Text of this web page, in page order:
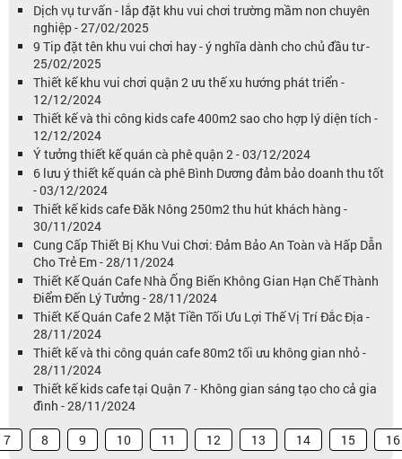
Dịch vụ tư vấn - lắp đặt khu vui chơi trường mầm non chuyên
nghiệp - 27/02/2025
9 Tip đặt tên khu vui chơi hay - ý nghĩa dành cho chủ đầu tư -
25/02/2025
Thiết kế khu vui chơi quận 2 ưu thế xu hướng phát triển -
12/12/2024
Thiết kế và thi công kids cafe 400m2 sao cho hợp lý diện tích -
12/12/2024
Ý tưởng thiết kế quán cà phê quận 2 - 03/12/2024
6 lưu ý thiết kế quán cà phê Bình Dương đảm bảo doanh thu tốt
- 03/12/2024
Thiết kế kids cafe Đăk Nông 250m2 thu hút khách hàng -
30/11/2024
Cung Cấp Thiết Bị Khu Vui Chơi: Đảm Bảo An Toàn và Hấp Dẫn
Cho Trẻ Em - 28/11/2024
Thiết Kế Quán Cafe Nhà Ống Biến Không Gian Hạn Chế Thành
Điểm Đến Lý Tưởng - 28/11/2024
Thiết Kế Quán Cafe 2 Mặt Tiền Tối Ưu Lợi Thế Vị Trí Đắc Địa -
28/11/2024
Thiết kế và thi công quán cafe 80m2 tối ưu không gian nhỏ -
28/11/2024
Thiết kế kids cafe tại Quận 7 - Không gian sáng tạo cho cả gia
đình - 28/11/2024
7 8 9 10 11 12 13 14 15 16